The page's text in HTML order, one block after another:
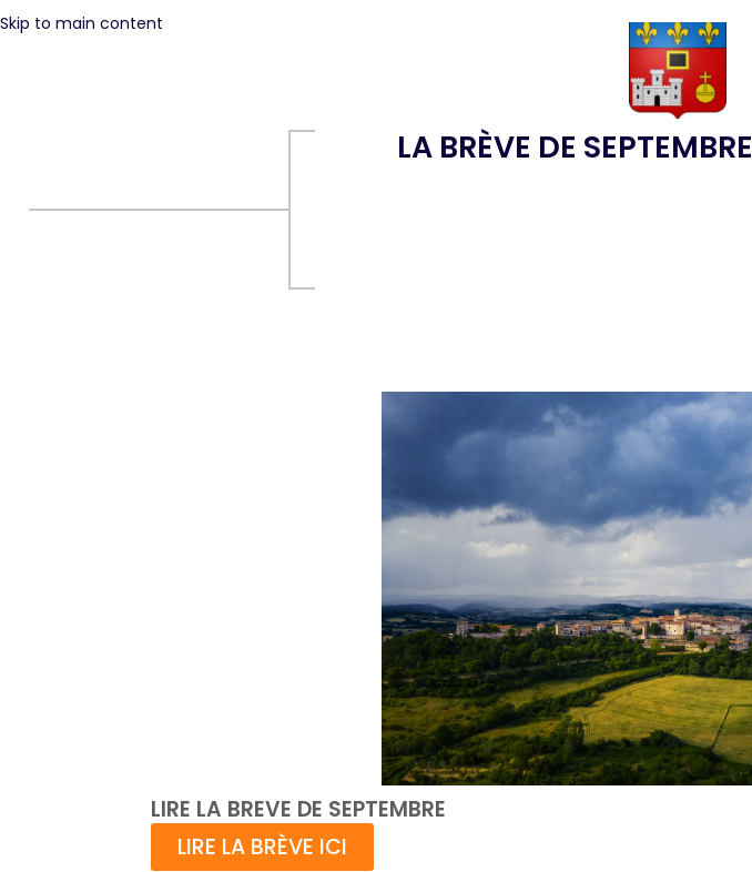
Skip to main content
LA BRÈVE DE SEPTEMBRE
LIRE LA BREVE DE SEPTEMBRE
LIRE LA BRÈVE ICI